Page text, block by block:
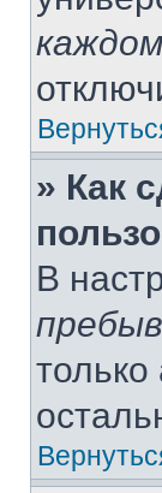
» Как
В